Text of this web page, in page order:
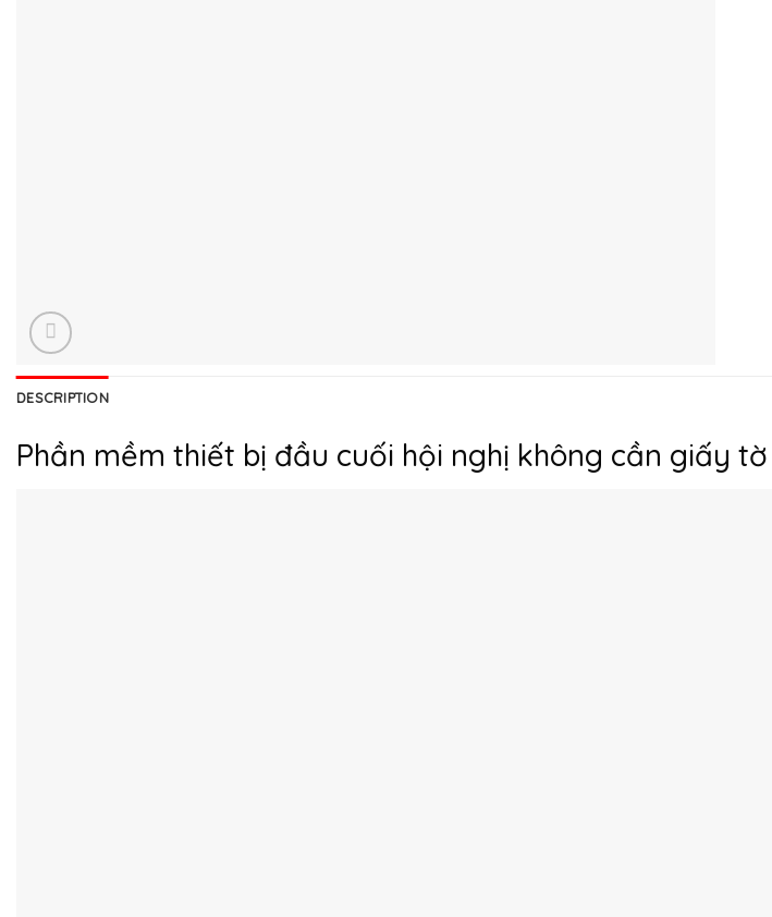
DESCRIPTION
Phần mềm thiết bị đầu cuối hội nghị không cần giấy tờ